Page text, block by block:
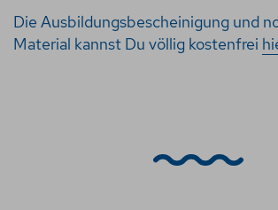
Die Ausbildungsbescheinigung und
Material kannst Du völlig kostenfrei